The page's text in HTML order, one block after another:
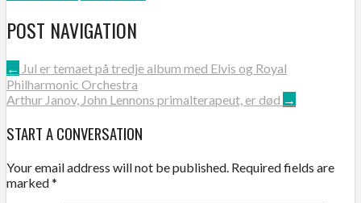
POST NAVIGATION
← Jul er temaet på tredje album med Elvis og Royal
Philharmonic Orchestra
Arthur Janov, John Lennons primalterapeut, er død →
START A CONVERSATION
Your email address will not be published. Required fields are
marked*